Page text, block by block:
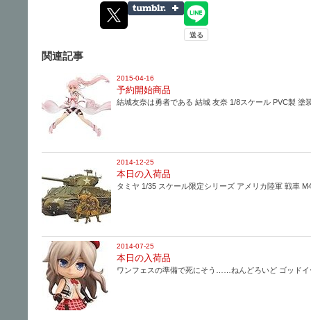
関連記事
2015-04-16
予約開始商品
結城友奈は勇者である 結城 友奈 1/8スケール PVC製 塗
2014-12-25
本日の入荷品
タミヤ 1/35 スケール限定シリーズ アメリカ陸軍 戦車
2014-07-25
本日の入荷品
ワンフェスの準備で死にそう……ねんどろいど ゴッド